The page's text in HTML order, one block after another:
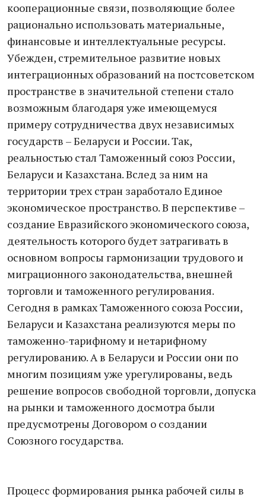
кооперационные связи, позволяющие более
рационально использовать материальные,
финансовые и интеллектуальные ресурсы.
Убежден, стремительное развитие новых
интеграционных образований на постсоветском
пространстве в значительной степени стало
возможным благодаря уже имеющемуся
примеру сотрудничества двух независимых
государств – Беларуси и России. Так,
реальностью стал Таможенный союз России,
Беларуси и Казахстана. Вслед за ним на
территории трех стран заработало Единое
экономическое пространство. В перспективе –
создание Евразийского экономического союза,
деятельность которого будет затрагивать в
основном вопросы гармонизации трудового и
миграционного законодательства, внешней
торговли и таможенного регулирования.
Сегодня в рамках Таможенного союза России,
Беларуси и Казахстана реализуются меры по
таможенно-тарифному и нетарифному
регулированию. А в Беларуси и России они по
многим позициям уже урегулированы, ведь
решение вопросов свободной торговли, допуска
на рынки и таможенного досмотра были
предусмотрены Договором о создании
Союзного государства.
Процесс формирования рынка рабочей силы в